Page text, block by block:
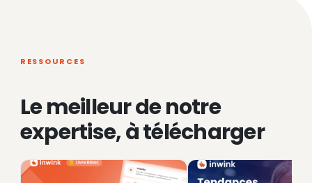
RESSOURCES
Le meilleur de notre
expertise, à télécharger